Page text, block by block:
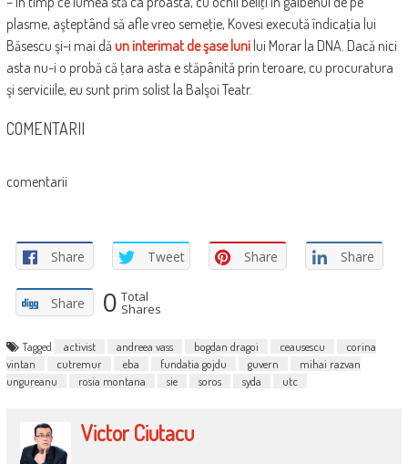
plasme, aşteptând să afle vreo semeţie, Kovesi execută îndicaţia lui
Băsescu şi-i mai dă un interimat de şase lunilui Morar la DNA. Dacă nici
asta nu-i o probă că ţara asta e stăpânită prin teroare, cu procuratura
şi serviciile, eu sunt prim solist la Balşoi Teatr.
COMENTARII
comentarii
Share Tweet Share Share
Share 0 Total
Shares
Tagged activist andreea vass bogdan dragoi ceausescu
corina
vintan
cutremur eba fundatia gojdu guvern
mihai razvan
ungureanu
rosia montana sie soros syda utc
Victor Ciutacu